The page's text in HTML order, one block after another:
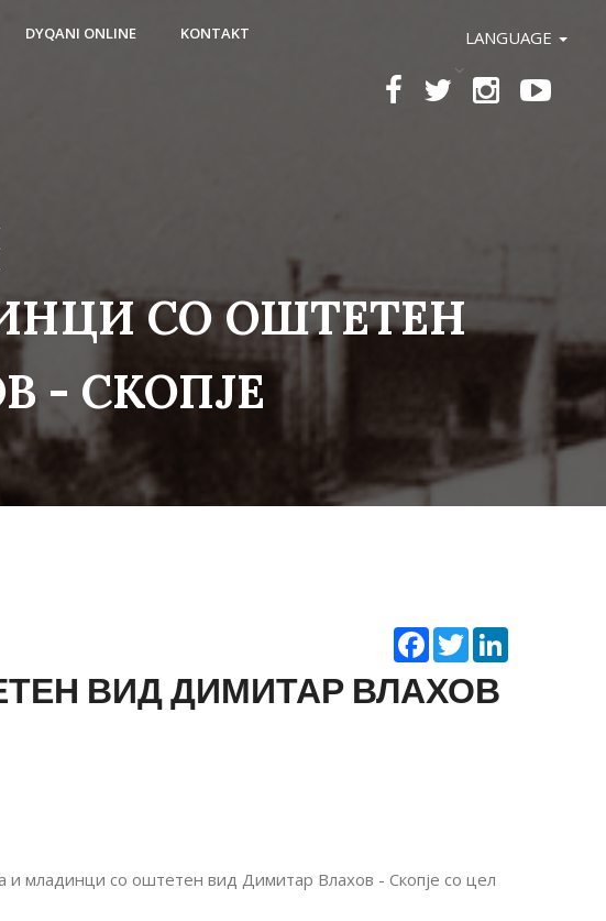
LANGUAGE
DYQANI ONLINE KONTAKT
СО ОШТЕТЕН
- СКОПЈЕ
Facebook
Twitter
ВИД ДИМИТАР ВЛАХОВ
младинци со оштетен вид Димитар Влахов - Скопје со цел